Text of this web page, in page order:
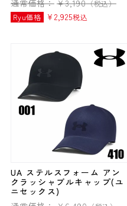
通常価格： ¥3,190（税込）
Ryu価格
¥ 2,925税込
UA ステルスフォーム アン
クラッシャブルキャップ(ユ
ニセックス)